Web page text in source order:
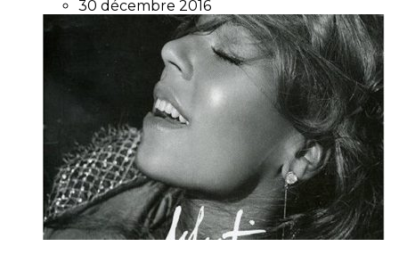
30 décembre 2016